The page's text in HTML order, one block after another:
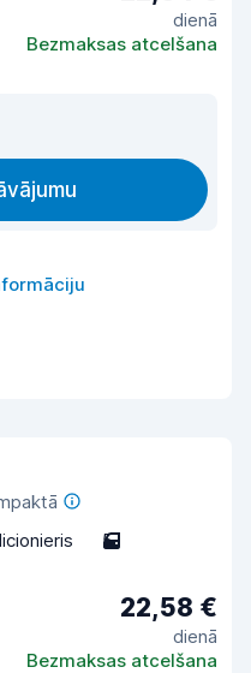
dienā
Bezmaksas atcelšana
5
22,58 €
dienā
Bezmaksas atcelšana